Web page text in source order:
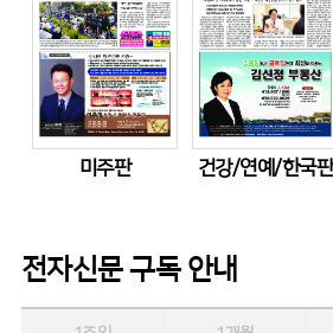
미주판 건강/연예/한국판
전자신문 구독 안내